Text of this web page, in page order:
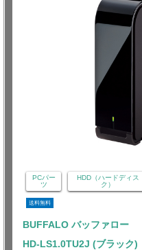
PCパー
ツ
HDD（ハードディス
ク）
送料無料
BUFFALO バッファロー
HD-LS1.0TU2J (ブラック)